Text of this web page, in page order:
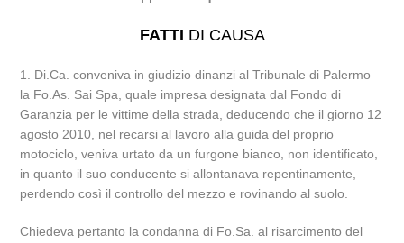
FATTI DI CAUSA
1. Di.Ca. conveniva in giudizio dinanzi al Tribunale di Palermo
la Fo.As. Sai Spa, quale impresa designata dal Fondo di
Garanzia per le vittime della strada, deducendo che il giorno 12
agosto 2010, nel recarsi al lavoro alla guida del proprio
motociclo, veniva urtato da un furgone bianco, non identificato,
in quanto il suo conducente si allontanava repentinamente,
perdendo così il controllo del mezzo e rovinando al suolo.
Chiedeva pertanto la condanna di Fo.Sa. al risarcimento del